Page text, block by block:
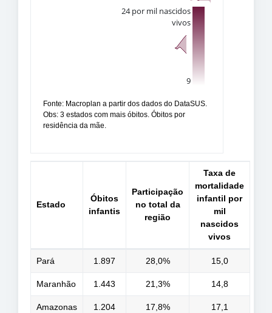
Fonte: Macroplan a partir dos dados do DataSUS.
Obs: 3 estados com mais óbitos. Óbitos por
residência da mãe.
Estado
Óbitos
infantis
Participação
no total da
região
Taxa de
mortalidade
infantil por
mil
nascidos
vivos
Pará 1.897 28,0% 15,0
Maranhão 1.443 21,3% 14,8
Amazonas 1.204 17,8% 17,1